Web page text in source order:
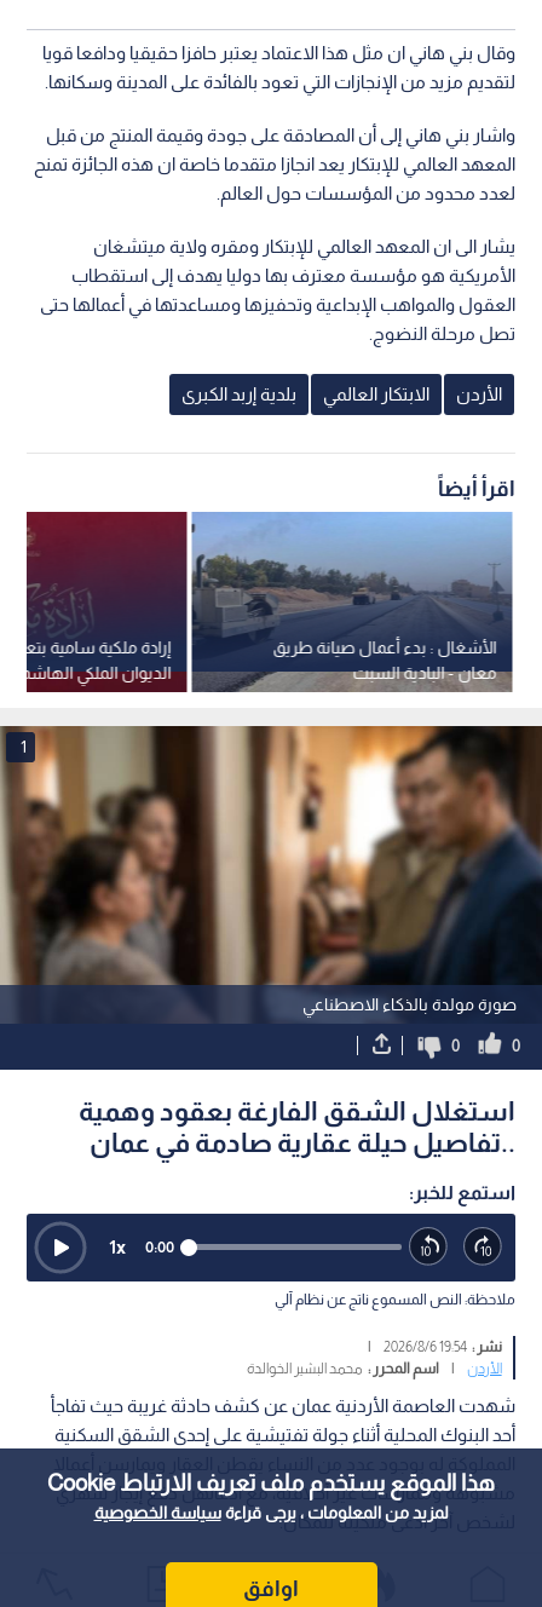
هذا الموقع يستخدم ملف تعريف الارتباط Cookie
لمزيد من المعلومات ، يرجى قراءةسياسة الخصوصية
اوافق
وقال بني هاني ان مثل هذا الاعتماد يعتبر حافزا حقيقيا ودافعا قويا
لتقديم مزيد من الإنجازات التي تعود بالفائدة على المدينة وسكانها.
واشار بني هاني إلى أن المصادقة على جودة وقيمة المنتج من قبل
المعهد العالمي للإبتكار يعد انجازا متقدما خاصة ان هذه الجائزة تمنح
لعدد محدود من المؤسسات حول العالم.
يشار الى ان المعهد العالمي للإبتكار ومقره ولاية ميتشغان
الأمريكية هو مؤسسة معترف بها دوليا يهدف إلى استقطاب
العقول والمواهب الإبداعية وتحفيزها ومساعدتها في أعمالها حتى
تصل مرحلة النضوج.
الأردن الابتكار العالمي بلدية إربد الكبرى
اقرأ أيضاً
إرادة ملكية سامية
الديوان الملكي
جلالة الملك عضوين
القومي
الأشغال : بدء أعمال صيانة طريق
معان - البادية السبت
صورة مولدة بالذكاء الاصطناعي
1
0
0
استغلال الشقق الفارغة بعقود وهمية
..تفاصيل حيلة عقارية صادمة في عمان
استمع للخبر:
0:00
1x
ملاحظة: النص المسموع ناتج عن نظام آلي
نشر :19:54 2026/8/6
|
الأردن
| اسم المحرر : محمد البشير الخوالدة
شهدت العاصمة الأردنية عمان عن كشف حادثة غريبة حيث تفاجأ
أحد البنوك المحلية أثناء جولة تفتيشية على إحدى الشقق السكنية
مشبوهة وممارسات غير أخلاقية، مع ادعائهن دفع إيجار شهري
لشخص آخر ادعى ملكيته للمكان.